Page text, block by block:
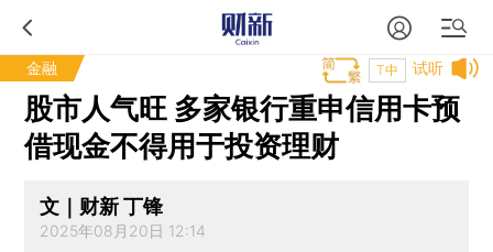
金融 试听
T中
股市人气旺 多家银行重申信用卡预
借现金不得用于投资理财
文｜财新 丁锋
2025年08月20日 12:14